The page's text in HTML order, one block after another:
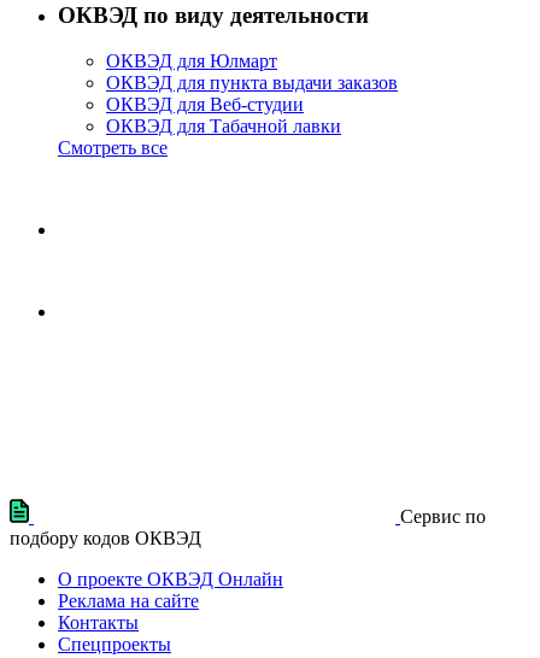
ОКВЭД по виду деятельности
ОКВЭД для Юлмарт
ОКВЭД для пункта выдачи заказов
ОКВЭД для Веб-студии
ОКВЭД для Табачной лавки
Смотреть все
Сервис по
подбору кодов ОКВЭД
О проекте ОКВЭД Онлайн
Реклама на сайте
Контакты
Спецпроекты